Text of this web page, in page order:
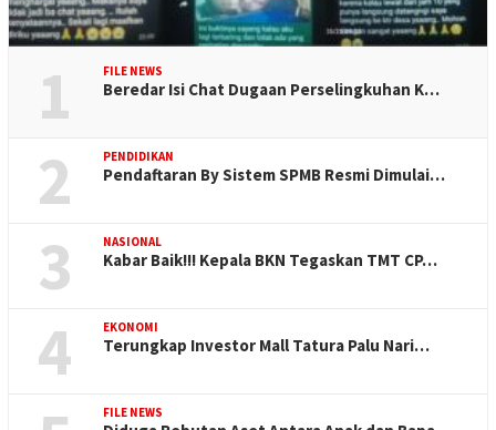
1 FILE NEWS
Beredar Isi Chat Dugaan Perselingkuhan K…
2 PENDIDIKAN
Pendaftaran By Sistem SPMB Resmi Dimulai…
3 NASIONAL
Kabar Baik!!! Kepala BKN Tegaskan TMT CP…
4 EKONOMI
Terungkap Investor Mall Tatura Palu Nari…
FILE NEWS